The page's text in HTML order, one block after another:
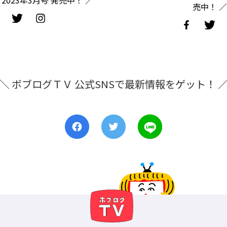
売中！ ／
＼ ボブログＴＶ 公式SNSで最新情報をゲット！